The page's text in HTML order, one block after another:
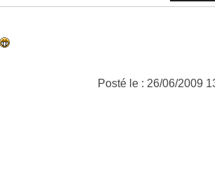
Posté le : 26/06/2009